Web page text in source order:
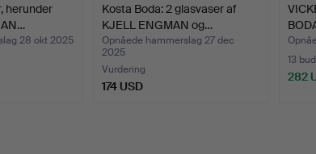
herunder
28 okt 2025
Kosta Boda: 2 glasvaser af
KJELL ENGMAN og…
Opnåede hammerslag 27 dec
2025
Vurdering
174 USD
13 bud
282